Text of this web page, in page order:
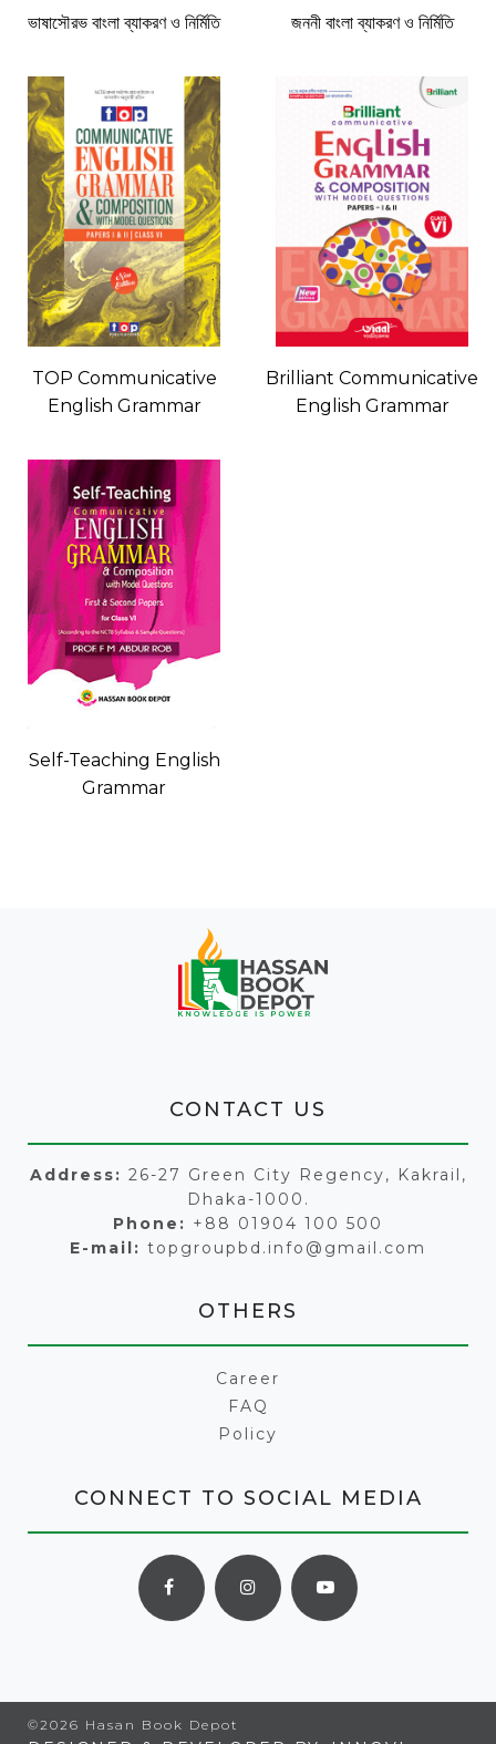
ভাষাসৌরভ বাংলা ব্যাকরণ ও নির্মিতি জননী বাংলা ব্যাকরণ ও নির্মিতি
TOP Communicative
English Grammar
Brilliant Communicative
English Grammar
Self-Teaching English
Grammar
CONTACT US
Address: 26-27 Green City Regency, Kakrail,
Dhaka-1000.
Phone: +88 01904 100 500
E-mail: topgroupbd.info@gmail.com
OTHERS
Career
FAQ
Policy
CONNECT TO SOCIAL MEDIA
©2026 Hasan Book Depot